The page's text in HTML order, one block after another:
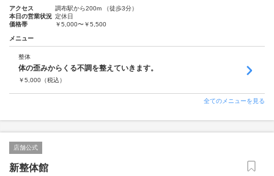
アクセス
調布駅から200m （徒歩3分）
本日の営業状況 定休日
価格帯
￥5,000〜￥5,500
メニュー
整体
体の歪みからくる不調を整えていきます。
￥5,000 （税込）
全てのメニューを見る
店舗公式
新整体館